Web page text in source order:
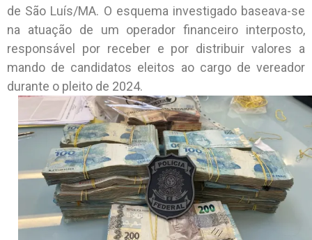
de São Luís/MA. O esquema investigado baseava-se
na atuação de um operador financeiro interposto,
responsável por receber e por distribuir valores a
mando de candidatos eleitos ao cargo de vereador
durante o pleito de 2024.